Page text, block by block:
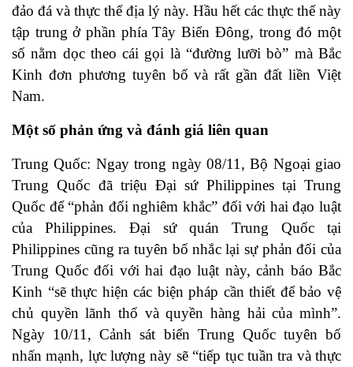
đảo đá và thực thể địa lý này. Hầu hết các thực thể này
tập trung ở phần phía Tây Biển Đông, trong đó một
số nằm dọc theo cái gọi là “đường lưỡi bò” mà Bắc
Kinh đơn phương tuyên bố và rất gần đất liền Việt
Nam.
Một số phản ứng và đánh giá liên quan
Trung Quốc: Ngay trong ngày 08/11, Bộ Ngoại giao
Trung Quốc đã triệu Đại sứ Philippines tại Trung
Quốc để “phản đối nghiêm khắc” đối với hai đạo luật
của Philippines. Đại sứ quán Trung Quốc tại
Philippines cũng ra tuyên bố nhắc lại sự phản đối của
Trung Quốc đối với hai đạo luật này, cảnh báo Bắc
Kinh “sẽ thực hiện các biện pháp cần thiết để bảo vệ
chủ quyền lãnh thổ và quyền hàng hải của mình”.
Ngày 10/11, Cảnh sát biển Trung Quốc tuyên bố
nhấn mạnh, lực lượng này sẽ “tiếp tục tuần tra và thực